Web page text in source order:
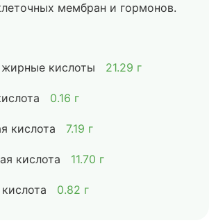
мембран и гормонов.
кислоты 21.29 г
0.16 г
кислота 7.19 г
кислота 11.70 г
0.82 г